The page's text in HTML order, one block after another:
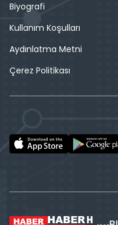
Biyografi
Kullanım Koşulları
Aydınlatma Metni
Çerez Politikası